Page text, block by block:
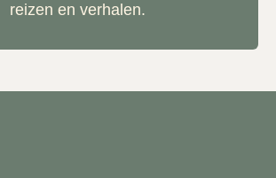
reizen en verhalen.